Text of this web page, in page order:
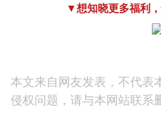
▼想知晓更多福利
本文来自网友发表，不代表
侵权问题，请与本网站联系